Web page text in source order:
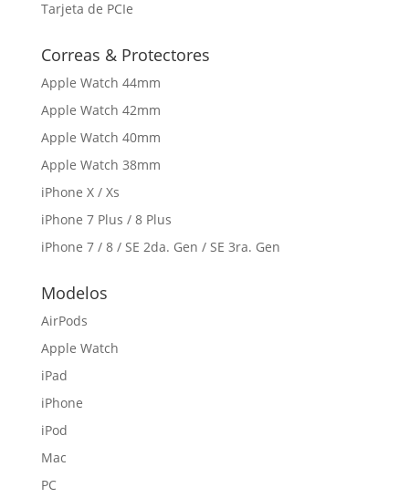
Tarjeta de PCIe
Correas & Protectores
Apple Watch 44mm
Apple Watch 42mm
Apple Watch 40mm
Apple Watch 38mm
iPhone X / Xs
iPhone 7 Plus / 8 Plus
iPhone 7 / 8 / SE 2da. Gen / SE 3ra. Gen
Modelos
AirPods
Apple Watch
iPad
iPhone
iPod
Mac
PC